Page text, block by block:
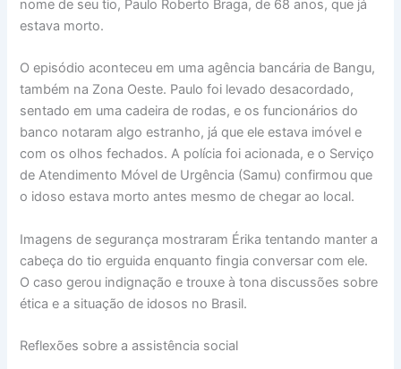
nome de seu tio, Paulo Roberto Braga, de 68 anos, que já
estava morto.
O episódio aconteceu em uma agência bancária de Bangu,
também na Zona Oeste. Paulo foi levado desacordado,
sentado em uma cadeira de rodas, e os funcionários do
banco notaram algo estranho, já que ele estava imóvel e
com os olhos fechados. A polícia foi acionada, e o Serviço
de Atendimento Móvel de Urgência (Samu) confirmou que
o idoso estava morto antes mesmo de chegar ao local.
Imagens de segurança mostraram Érika tentando manter a
cabeça do tio erguida enquanto fingia conversar com ele.
O caso gerou indignação e trouxe à tona discussões sobre
ética e a situação de idosos no Brasil.
Reflexões sobre a assistência social